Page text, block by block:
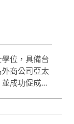
位，具備台
商公司亞太
成功促成多
《識人談判